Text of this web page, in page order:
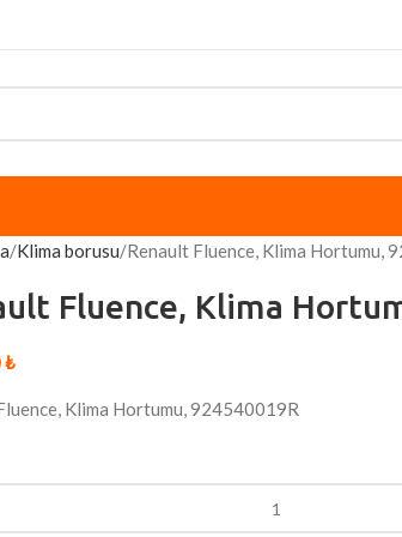
Klima borusu Renault Fluence, Klima Hortumu,
Fluence, Klima
₺
Klima Hortumu, 924540019R